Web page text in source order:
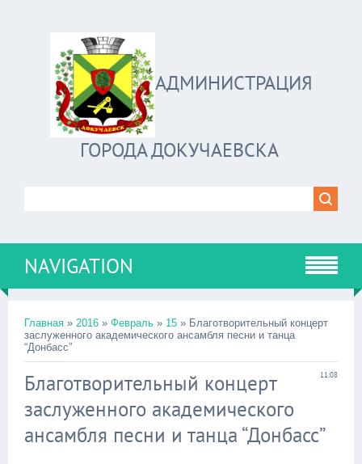
АДМИНИСТРАЦИЯ
ГОРОДА ДОКУЧАЕВСКА
NAVIGATION
Главная » 2016 » Февраль » 15 » Благотворительный концерт
заслуженного академического ансамбля песни и танца
“Донбасс”
11:08
Благотворительный концерт
заслуженного академического
ансамбля песни и танца “Донбасс”